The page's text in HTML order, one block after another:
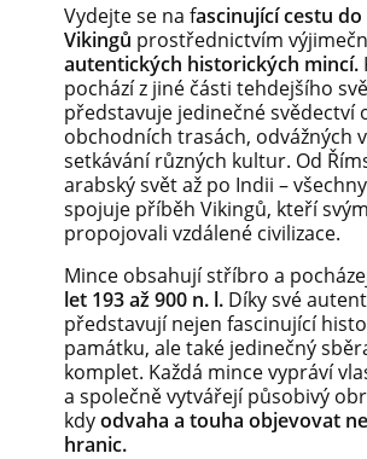
Vydejte se na fascinující cestu
Vikingů prostřednictvím
autentických historických mincí.
pochází z jiné části tehdejšího
představuje jedinečné svědectví
obchodních trasách, odvážných
setkávání různých kultur. Od
arabský svět až po Indii –
spojuje příběh Vikingů, kteří
propojovali vzdálené civilizace.
Mince obsahují stříbro a
let 193 až 900 n. l. Díky své
představují nejen fascinující
památku, ale také jedinečný
komplet. Každá mince vypráví
a společně vytvářejí působivý
kdyodvaha a touha objevovat
hranic.